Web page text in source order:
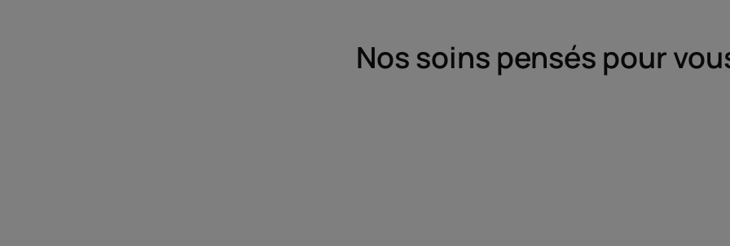
Nos soins pensés pour